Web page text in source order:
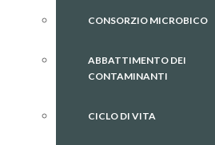
CONSORZIO MICROBICO
ABBATTIMENTO DEI
CONTAMINANTI
CICLO DI VITA